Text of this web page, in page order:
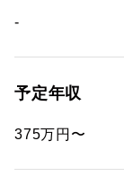
-
予定年収
375万円〜